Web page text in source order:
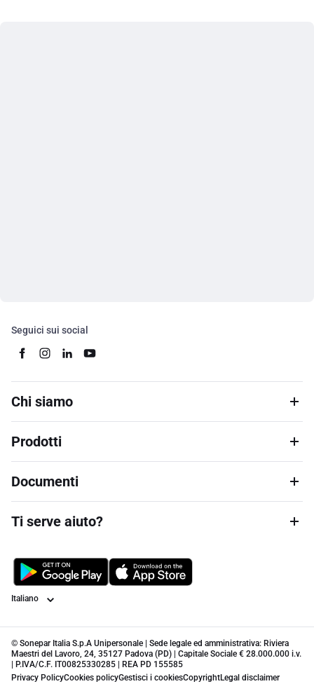
Seguici sui social
Chi siamo
Prodotti
Documenti
Ti serve aiuto?
Lingua
© Sonepar Italia S.p.A Unipersonale | Sede legale ed amministrativa: Riviera
Maestri del Lavoro, 24, 35127 Padova (PD) | Capitale Sociale € 28.000.000 i.v.
| P.IVA/C.F. IT00825330285 | REA PD 155585
Privacy PolicyCookies policyGestisci i cookiesCopyrightLegal disclaimer